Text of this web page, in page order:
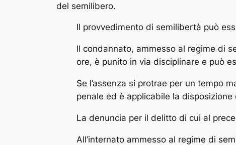
del semilibero.
Il provvedimento di semilibertà può
Il condannato, ammesso al regime di
ore, è punito in via disciplinare e può
Se l’assenza si protrae per un tempo
penale ed è applicabile la
La denuncia per il delitto di cui al
All’internato ammesso al regime di